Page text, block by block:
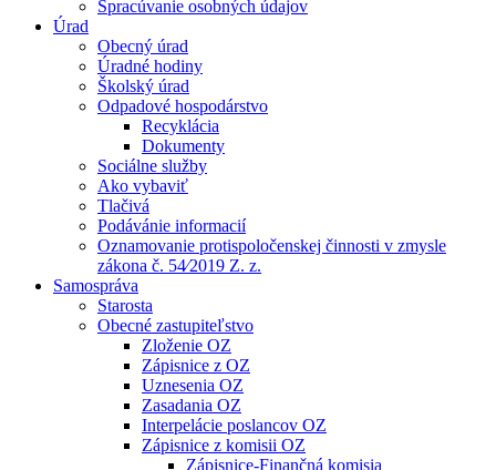
Spracúvanie osobných údajov
Úrad
Obecný úrad
Úradné hodiny
Školský úrad
Odpadové hospodárstvo
Recyklácia
Dokumenty
Sociálne služby
Ako vybaviť
Tlačivá
Podávánie informacií
Oznamovanie protispoločenskej činnosti v zmysle
zákona č. 54⁄2019 Z. z.
Samospráva
Starosta
Obecné zastupiteľstvo
Zloženie OZ
Zápisnice z OZ
Uznesenia OZ
Zasadania OZ
Interpelácie poslancov OZ
Zápisnice z komisii OZ
Zápisnice-Finančná komisia